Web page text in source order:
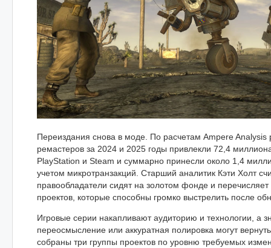
Переиздания снова в моде. По расчетам Ampere Analysis
ремастеров за 2024 и 2025 годы привлекли 72,4
PlayStation и Steam и суммарно принесли около 1,4
учетом микротранзакций. Старший аналитик Кэти Холт
правообладатели сидят на золотом фонде и
проектов, которые способны громко выстрелить после
Игровые серии накапливают аудиторию и технологии, а
переосмысление или аккуратная полировка могут
собраны три группы проектов по уровню требуемых